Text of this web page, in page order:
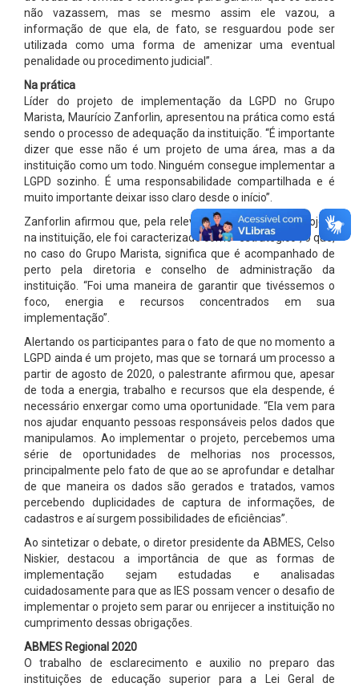
não vazassem, mas se mesmo assim ele vazou, a
informação de que ela, de fato, se resguardou pode ser
utilizada como uma forma de amenizar uma eventual
penalidade ou procedimento judicial”.
Na prática
Líder do projeto de implementação da LGPD no Grupo
Marista, Maurício Zanforlin, apresentou na prática como está
sendo o processo de adequação da instituição. “É importante
dizer que esse não é um projeto de uma área, mas a da
instituição como um todo. Ninguém consegue implementar a
LGPD sozinho. É uma responsabilidade compartilhada e é
muito importante deixar isso claro desde o início”.
Zanforlin afirmou que, pela relevância e impacto do projeto
na instituição, ele foi caracterizado como “estratégico”, o que,
no caso do Grupo Marista, significa que é acompanhado de
perto pela diretoria e conselho de administração da
instituição. “Foi uma maneira de garantir que tivéssemos o
foco, energia e recursos concentrados em sua
implementação”.
Alertando os participantes para o fato de que no momento a
LGPD ainda é um projeto, mas que se tornará um processo a
partir de agosto de 2020, o palestrante afirmou que, apesar
de toda a energia, trabalho e recursos que ela despende, é
necessário enxergar como uma oportunidade. “Ela vem para
nos ajudar enquanto pessoas responsáveis pelos dados que
manipulamos. Ao implementar o projeto, percebemos uma
série de oportunidades de melhorias nos processos,
principalmente pelo fato de que ao se aprofundar e detalhar
de que maneira os dados são gerados e tratados, vamos
percebendo duplicidades de captura de informações, de
cadastros e aí surgem possibilidades de eficiências”.
Ao sintetizar o debate, o diretor presidente da ABMES, Celso
Niskier, destacou a importância de que as formas de
implementação sejam estudadas e analisadas
cuidadosamente para que as IES possam vencer o desafio de
implementar o projeto sem parar ou enrijecer a instituição no
cumprimento dessas obrigações.
ABMES Regional 2020
O trabalho de esclarecimento e auxilio no preparo das
instituições de educação superior para a Lei Geral de